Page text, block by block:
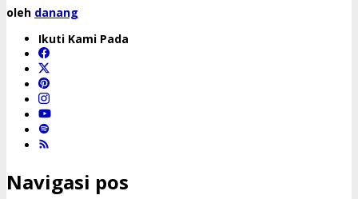
oleh danang
Ikuti Kami Pada
Navigasi pos